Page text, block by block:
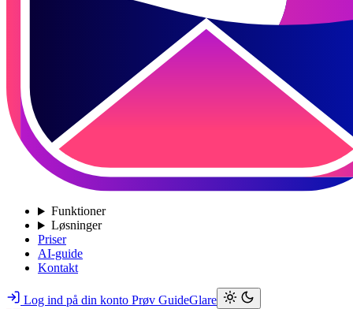
Funktioner
Løsninger
Priser
AI-guide
Kontakt
Log ind på din konto Prøv GuideGlare